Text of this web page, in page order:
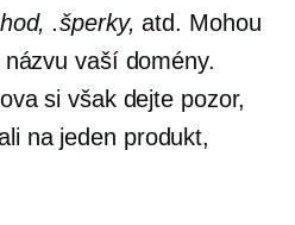
.šperky, atd. Mohou
vaší domény.
si však dejte pozor,
na jeden produkt,